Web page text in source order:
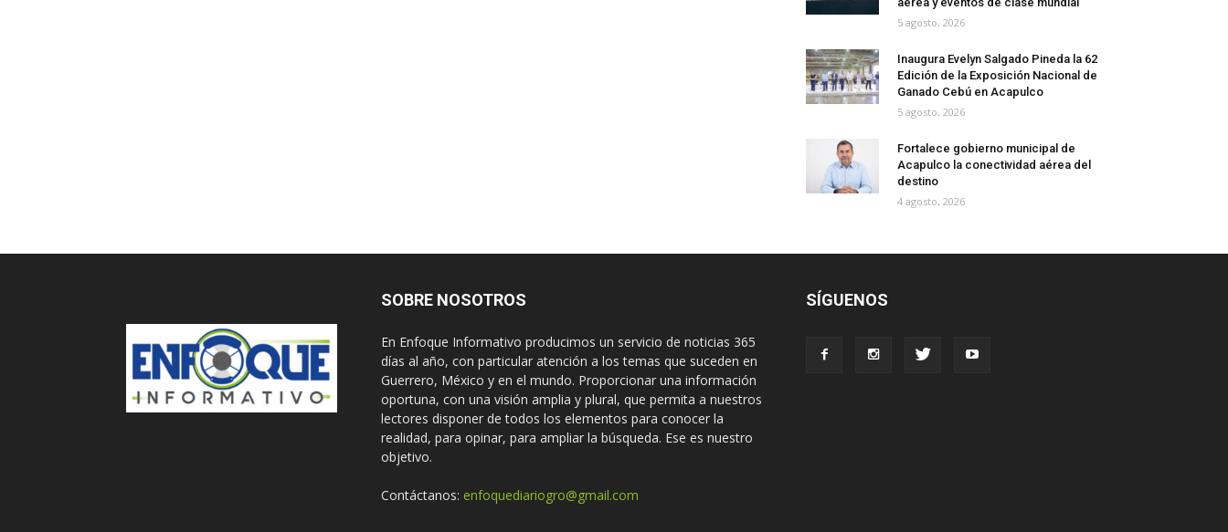
5 agosto, 2026
Inaugura Evelyn Salgado Pineda la 62
Edición de la Exposición Nacional de
Ganado Cebú en Acapulco
5 agosto, 2026
Fortalece gobierno municipal de
Acapulco la conectividad aérea del
destino
4 agosto, 2026
SOBRE NOSOTROS
En Enfoque Informativo producimos un servicio de noticias 365
días al año, con particular atención a los temas que suceden en
Guerrero, México y en el mundo. Proporcionar una información
oportuna, con una visión amplia y plural, que permita a nuestros
lectores disponer de todos los elementos para conocer la
realidad, para opinar, para ampliar la búsqueda. Ese es nuestro
objetivo.
Contáctanos: enfoquediariogro@gmail.com
SÍGUENOS